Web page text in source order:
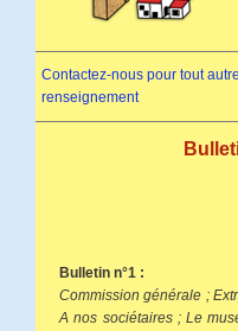
Contactez-nous pour tout autre
renseignement
Bulletin n°1 :
Commission générale ;
A nos sociétaires ; Le